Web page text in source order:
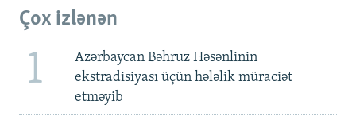
Çox izlənən
1
Azərbaycan Bəhruz Həsənlinin
ekstradisiyası üçün hələlik müraciət
etməyib